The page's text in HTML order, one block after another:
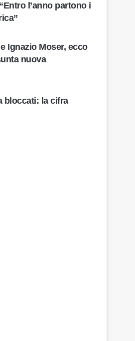
l’anno partono i
Ignazio Moser, ecco
nuova
bloccati: la cifra